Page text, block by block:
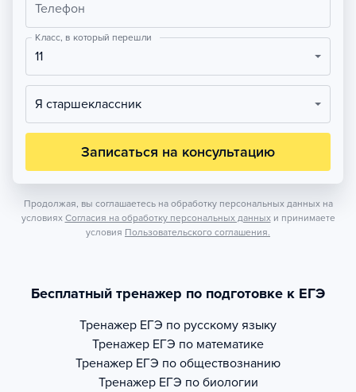
Телефон
Класс, в который перешли
11
Я старшеклассник
Записаться на консультацию
Продолжая, вы соглашаетесь на обработку персональных данных на
условиях Согласия на обработку персональных данных и принимаете
условия Пользовательского соглашения.
Бесплатный тренажер по подготовке к ЕГЭ
Тренажер ЕГЭ по русскому языку
Тренажер ЕГЭ по математике
Тренажер ЕГЭ по обществознанию
Тренажер ЕГЭ по биологии